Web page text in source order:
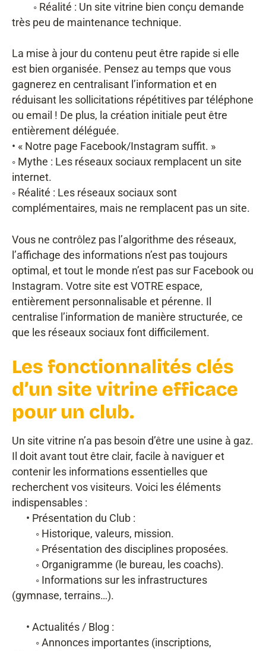
◦ Réalité : Un site vitrine bien conçu demande
très peu de maintenance technique.
La mise à jour du contenu peut être rapide si elle
est bien organisée. Pensez au temps que vous
gagnerez en centralisant l’information et en
réduisant les sollicitations répétitives par téléphone
ou email ! De plus, la création initiale peut être
entièrement déléguée.
• « Notre page Facebook/Instagram suffit. »
◦ Mythe : Les réseaux sociaux remplacent un site
internet.
◦ Réalité : Les réseaux sociaux sont
complémentaires, mais ne remplacent pas un site.
Vous ne contrôlez pas l’algorithme des réseaux,
l’affichage des informations n’est pas toujours
optimal, et tout le monde n’est pas sur Facebook ou
Instagram. Votre site est VOTRE espace,
entièrement personnalisable et pérenne. Il
centralise l’information de manière structurée, ce
que les réseaux sociaux font difficilement.
Les fonctionnalités clés
d’un site vitrine efficace
pour un club.
Un site vitrine n’a pas besoin d’être une usine à gaz.
Il doit avant tout être clair, facile à naviguer et
contenir les informations essentielles que
recherchent vos visiteurs. Voici les éléments
indispensables :
• Présentation du Club :
◦ Historique, valeurs, mission.
◦ Présentation des disciplines proposées.
◦ Organigramme (le bureau, les coachs).
◦ Informations sur les infrastructures
(gymnase, terrains…).
• Actualités / Blog :
◦ Annonces importantes (inscriptions,